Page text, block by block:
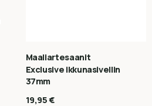
Maaliartesaanit
Exclusive ikkunasivellin
37mm
19,95€